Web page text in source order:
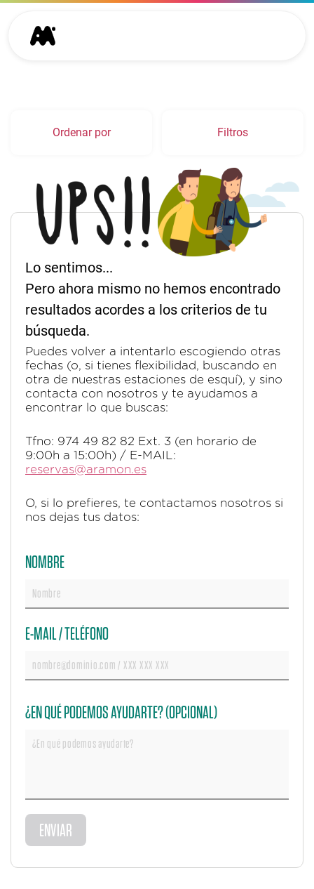
Ordenar por Filtros
Lo sentimos...
Pero ahora mismo no hemos encontrado
resultados acordes a los criterios de tu
búsqueda.
Puedes volver a intentarlo escogiendo otras
fechas (o, si tienes flexibilidad, buscando en
otra de nuestras estaciones de esquí), y sino
contacta con nosotros y te ayudamos a
encontrar lo que buscas:
Tfno: 974 49 82 82 Ext. 3 (en horario de
9:00h a 15:00h) / E-MAIL:
reservas@aramon.es
O, si lo prefieres, te contactamos nosotros si
nos dejas tus datos:
NOMBRE
E-MAIL / TELÉFONO
¿EN QUÉ PODEMOS AYUDARTE? (OPCIONAL)